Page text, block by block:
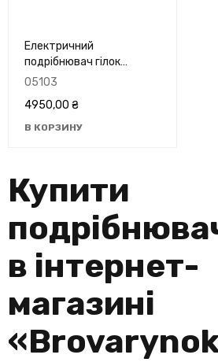
Електричний
подрібнювач гілок
PROCRAFT PSL2400
05103
4950,00 ₴
В КОРЗИНУ
Купити
в інтернет-
магазині
«